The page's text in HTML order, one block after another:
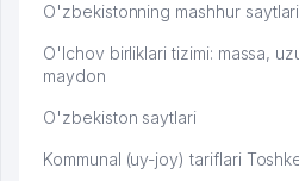
O'zbekistonning mashhur saytlari
O'lchov birliklari tizimi: massa,
maydon
O'zbekiston saytlari
Kommunal (uy-joy) tariflari